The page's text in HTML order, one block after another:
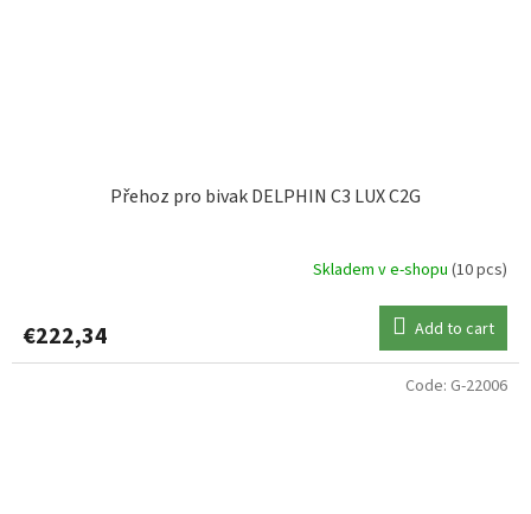
Přehoz pro bivak DELPHIN C3 LUX C2G
Skladem v e-shopu (10 pcs)
€222,34 Add to cart
Code: G-22006